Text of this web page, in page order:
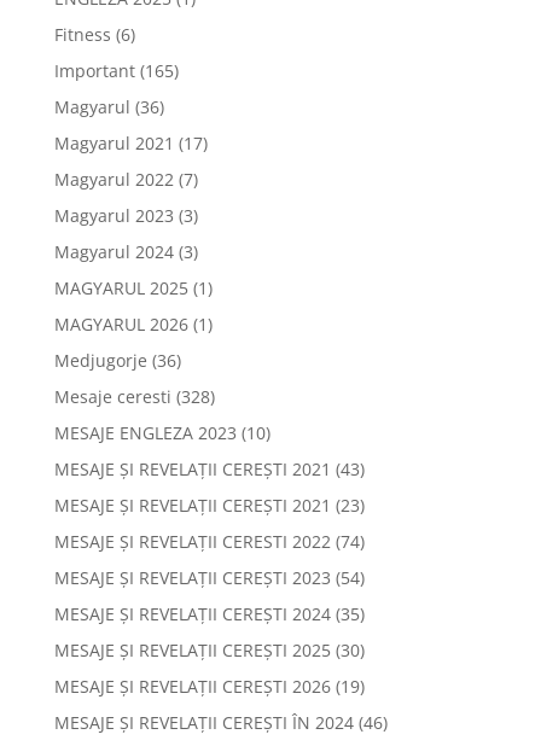
Fitness (6)
Important(165)
Magyarul (36)
Magyarul 2021 (17)
Magyarul 2022(7)
Magyarul 2023 (3)
Magyarul 2024(3)
MAGYARUL 2025(1)
MAGYARUL 2026(1)
Medjugorje (36)
Mesaje ceresti (328)
MESAJE ENGLEZA 2023 (10)
MESAJE ȘI REVELAȚII CEREȘTI 2021 (43)
MESAJE ȘI REVELAȚII CEREȘTI 2021 (23)
MESAJE ȘI REVELAȚII CERESTI 2022(74)
MESAJE ȘI REVELAȚII CEREȘTI 2023 (54)
MESAJE ȘI REVELAȚII CEREȘTI 2024(35)
MESAJE ȘI REVELAȚII CEREȘTI 2025(30)
MESAJE ȘI REVELAȚII CEREȘTI 2026(19)
MESAJE ȘI REVELAȚII CEREȘTI ÎN 2024(46)